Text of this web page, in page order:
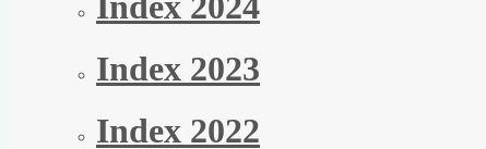
Index 2023
Index 2022